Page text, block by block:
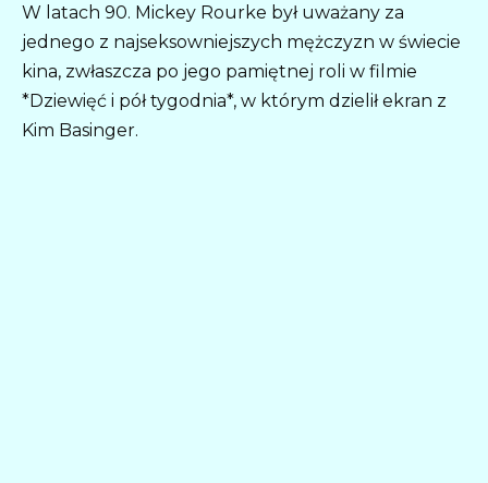
W latach 90. Mickey Rourke był uważany za
jednego z najseksowniejszych mężczyzn w świecie
kina, zwłaszcza po jego pamiętnej roli w filmie
*Dziewięć i pół tygodnia*, w którym dzielił ekran z
Kim Basinger.